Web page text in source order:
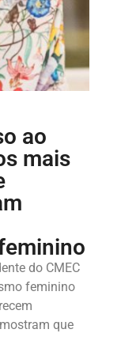
ao
mais
do CMEC
feminino
que